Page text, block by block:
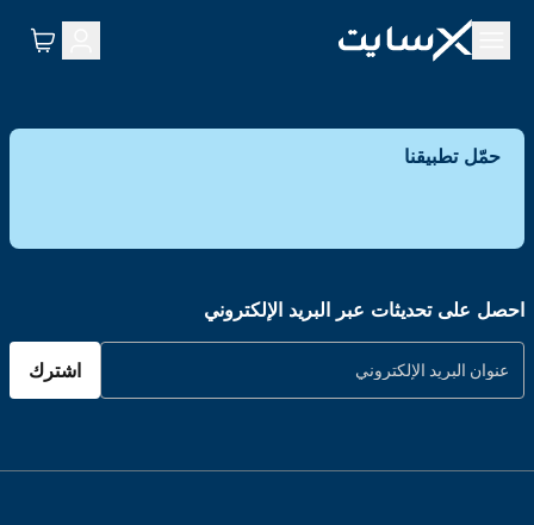
حمّل تطبيقنا
احصل على تحديثات عبر البريد الإلكتروني
اشترك